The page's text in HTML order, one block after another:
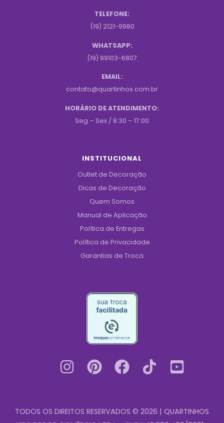
TELEFONE:
(19) 2121-9980
WHATSAPP:
(19) 99103-6807
EMAIL:
contato@quartinhos.com.br
HORÁRIO DE ATENDIMENTO:
Seg – Sex / 8:30 – 17:00
INSTITUCIONAL
Outlet de Decoração
Dicas de Decoração
Quem Somos
Manual de Aplicação
Política de Entregas
Política de Privacidade
Garantias de Troca
TODOS OS DIREITOS RESERVADOS © 2026 | QUARTINHOS